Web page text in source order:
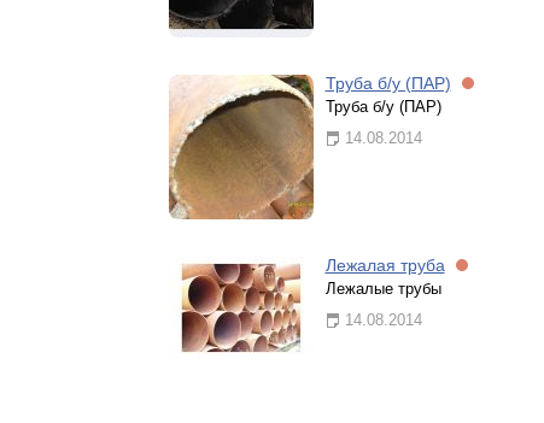
Труба б/у (ПАР)
Труба б/у (ПАР)
14.08.2014
Лежалая труба
Лежалые трубы
14.08.2014